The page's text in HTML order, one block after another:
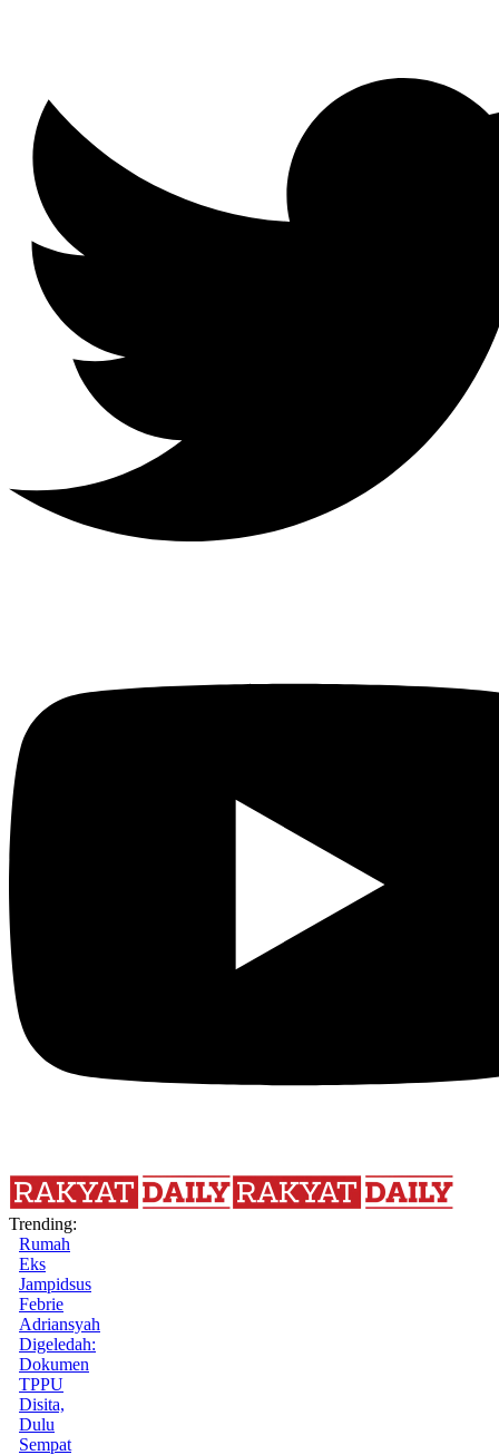
Trending:
Rumah
Eks
Jampidsus
Febrie
Adriansyah
Digeledah:
Dokumen
TPPU
Disita,
Dulu
Sempat